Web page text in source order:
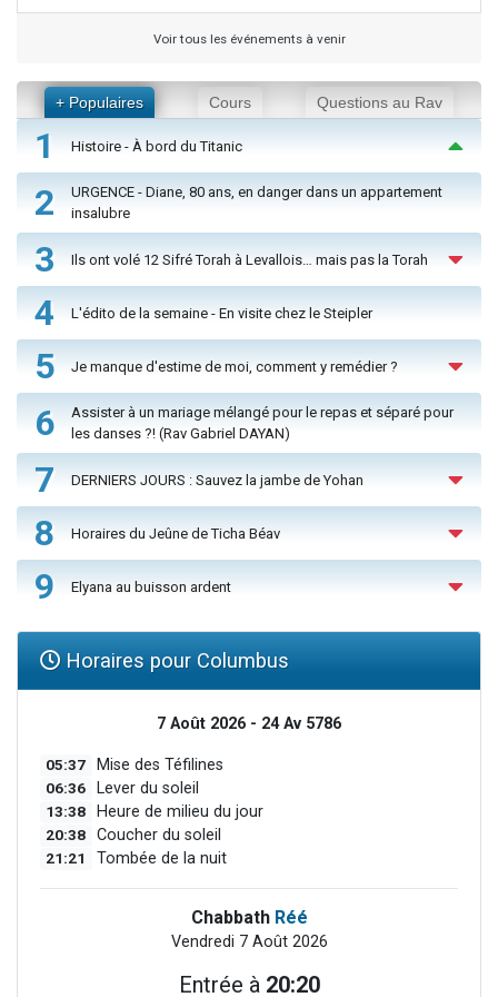
Voir tous les événements à venir
+ Populaires Cours Questions au Rav
1 Histoire - À bord du Titanic
2
URGENCE - Diane, 80 ans, en danger dans un appartement
insalubre
3 Ils ont volé 12 Sifré Torah à Levallois… mais pas la Torah
4 L'édito de la semaine - En visite chez le Steipler
5 Je manque d'estime de moi, comment y remédier ?
6
Assister à un mariage mélangé pour le repas et séparé pour
les danses ?! (Rav Gabriel DAYAN)
7 DERNIERS JOURS : Sauvez la jambe de Yohan
8 Horaires du Jeûne de Ticha Béav
9 Elyana au buisson ardent
Horaires pour Columbus
7 Août 2026 - 24 Av 5786
05:37 Mise des Téfilines
06:36 Lever du soleil
13:38 Heure de milieu du jour
20:38 Coucher du soleil
21:21 Tombée de la nuit
Chabbath Réé
Vendredi 7 Août 2026
Entrée à 20:20